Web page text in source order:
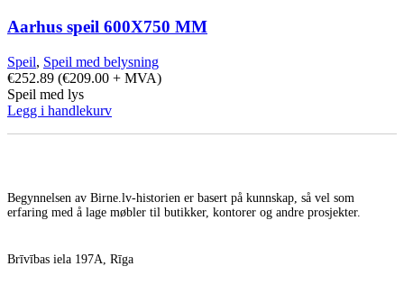
Aarhus speil 600X750 MM
Speil, Speil med belysning
€252.89 (€209.00 + MVA)
Speil med lys
Legg i handlekurv
Begynnelsen av Birne.lv-historien er basert på kunnskap, så vel som
erfaring med å lage møbler til butikker, kontorer og andre prosjekter.
Brīvības iela 197A, Rīga